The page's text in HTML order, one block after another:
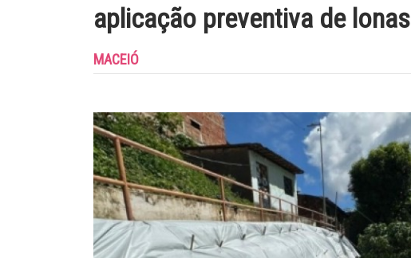
aplicação preventiva de lonas
MACEIÓ